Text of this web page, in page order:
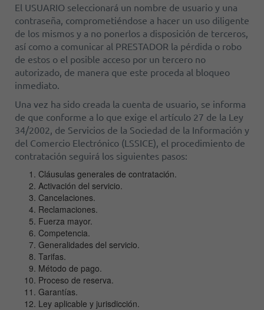
El USUARIO seleccionará un nombre de usuario y una
contraseña, comprometiéndose a hacer un uso diligente
de los mismos y a no ponerlos a disposición de terceros,
así como a comunicar al PRESTADOR la pérdida o robo
de estos o el posible acceso por un tercero no
autorizado, de manera que este proceda al bloqueo
inmediato.
Una vez ha sido creada la cuenta de usuario, se informa
de que conforme a lo que exige el artículo 27 de la Ley
34/2002, de Servicios de la Sociedad de la Información y
del Comercio Electrónico (LSSICE), el procedimiento de
contratación seguirá los siguientes pasos:
Cláusulas generales de contratación.
Activación del servicio.
Cancelaciones.
Reclamaciones.
Fuerza mayor.
Competencia.
Generalidades del servicio.
Tarifas.
Método de pago.
Proceso de reserva.
Garantías.
Ley aplicable y jurisdicción.